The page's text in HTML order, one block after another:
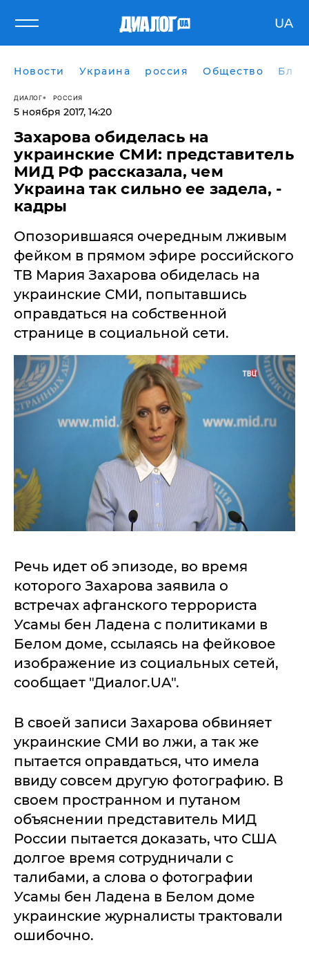
UA
Новости Украина россия Общество
ДИАЛОГ РОССИЯ
5 ноября 2017, 14:20
Захарова обиделась на
украинские СМИ: представитель
МИД РФ рассказала, чем
Украина так сильно ее задела, -
кадры
​Опозорившаяся очередным лживым
фейком в прямом эфире российского
ТВ Мария Захарова обиделась на
украинские СМИ, попытавшись
оправдаться на собственной
странице в социальной сети.
Речь идет об эпизоде, во время
которого Захарова заявила о
встречах афганского террориста
Усамы бен Ладена с политиками в
Белом доме, ссылаясь на фейковое
изображение из социальных сетей,
сообщает "Диалог.UA".
В своей записи Захарова обвиняет
украинские СМИ во лжи, а так же
пытается оправдаться, что имела
ввиду совсем другую фотографию. В
своем пространном и путаном
объяснении представитель МИД
России пытается доказать, что США
долгое время сотрудничали с
талибами, а слова о фотографии
Усамы бен Ладена в Белом доме
украинские журналисты трактовали
ошибочно.